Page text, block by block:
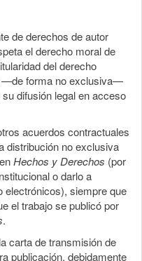
de derechos de autor
el derecho moral de
del derecho
—de forma no exclusiva—
difusión legal en acceso
acuerdos contractuales
distribución no exclusiva
Hechos y Derechos (por
o darlo a
electrónicos), siempre que
el trabajo se publicó por
.
carta de transmisión de
publicación, debidamente